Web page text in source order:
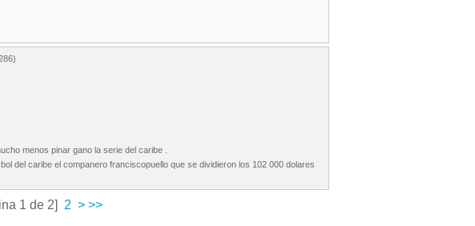
menos pinar gano la serie del caribe .
del caribe el companero franciscopuello que se dividieron los 102 000 dolares
1 de 2] 2 >>>